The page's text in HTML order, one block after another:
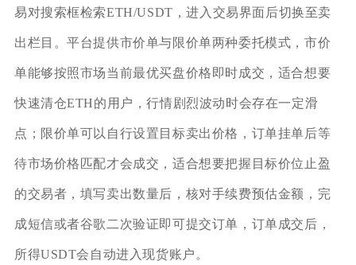
易对搜索框检索ETH/USDT，进入交易界面后切换至卖
出栏目。平台提供市价单与限价单两种委托模式，市价
单能够按照市场当前最优买盘价格即时成交，适合想要
快速清仓ETH的用户，行情剧烈波动时会存在一定滑
点；限价单可以自行设置目标卖出价格，订单挂单后等
待市场价格匹配才会成交，适合想要把握目标价位止盈
的交易者，填写卖出数量后，核对手续费预估金额，完
成短信或者谷歌二次验证即可提交订单，订单成交后，
所得USDT会自动进入现货账户。